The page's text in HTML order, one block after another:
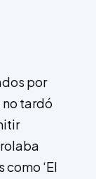
por
tardó
‘El